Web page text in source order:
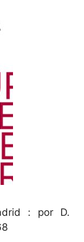
: por D.